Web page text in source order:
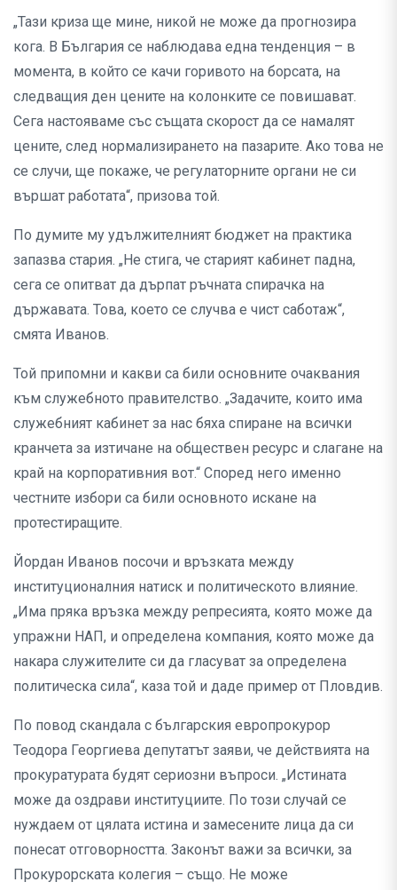
„Тази криза ще мине, никой не може да прогнозира
кога. В България се наблюдава една тенденция – в
момента, в който се качи горивото на борсата, на
следващия ден цените на колонките се повишават.
Сега настояваме със същата скорост да се намалят
цените, след нормализирането на пазарите. Ако това не
се случи, ще покаже, че регулаторните органи не си
вършат работата“, призова той.
По думите му удължителният бюджет на практика
запазва стария. „Не стига, че старият кабинет падна,
сега се опитват да дърпат ръчната спирачка на
държавата. Това, което се случва е чист саботаж“,
смята Иванов.
Той припомни и какви са били основните очаквания
към служебното правителство. „Задачите, които има
служебният кабинет за нас бяха спиране на всички
кранчета за изтичане на обществен ресурс и слагане на
край на корпоративния вот.“ Според него именно
честните избори са били основното искане на
протестиращите.
Йордан Иванов посочи и връзката между
институционалния натиск и политическото влияние.
„Има пряка връзка между репресията, която може да
упражни НАП, и определена компания, която може да
накара служителите си да гласуват за определена
политическа сила“, каза той и даде пример от Пловдив.
По повод скандала с българския европрокурор
Теодора Георгиева депутатът заяви, че действията на
прокуратурата будят сериозни въпроси. „Истината
може да оздрави институциите. По този случай се
нуждаем от цялата истина и замесените лица да си
понесат отговорността. Законът важи за всички, за
Прокурорската колегия – също. Не може